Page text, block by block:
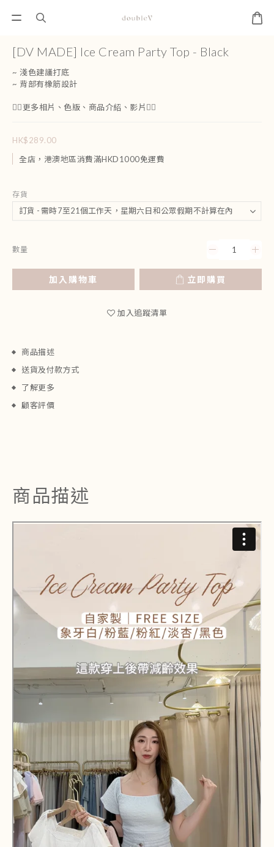
[DV MADE] Ice Cream Party Top - Black
~ 淺色建議打底
~ 背部有橡筋設計
👇🏻更多相片、色版、商品介紹、影片👇🏻
HK$289.00
全店，港澳地區消費滿HKD1000免運費
存貨
數量
加入購物車 立即購買
加入追蹤清單
商品描述
送貨及付款方式
了解更多
顧客評價
商品描述